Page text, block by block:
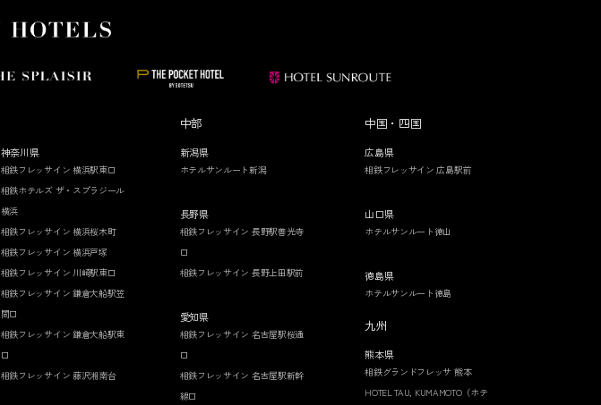
神奈川県
相鉄フレッサイン 横浜駅東口
相鉄ホテルズ ザ・スプラジール
横浜
相鉄フレッサイン 横浜桜木町
相鉄フレッサイン 横浜戸塚
相鉄フレッサイン 川崎駅東口
相鉄フレッサイン 鎌倉大船駅笠
間口
相鉄フレッサイン 鎌倉大船駅東
口
相鉄フレッサイン 藤沢湘南台
中部
新潟県
ホテルサンルート新潟
長野県
相鉄フレッサイン 長野駅善光寺
口
相鉄フレッサイン 長野上田駅前
愛知県
相鉄フレッサイン 名古屋駅桜通
口
相鉄フレッサイン 名古屋駅新幹
線口
中国・四国
広島県
相鉄フレッサイン 広島駅前
山口県
ホテルサンルート徳山
徳島県
ホテルサンルート徳島
九州
熊本県
相鉄グランドフレッサ 熊本
HOTEL TAU, KUMAMOTO（ホテ